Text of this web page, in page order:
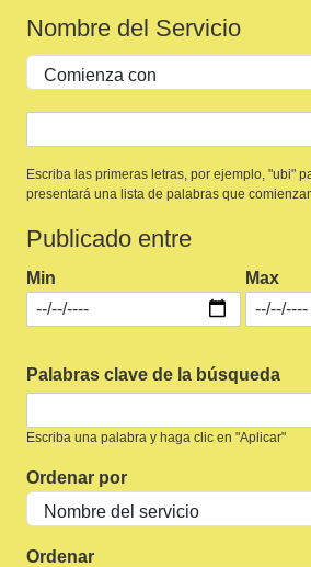
Nombre del Servicio
Operador
Escriba las primeras letras, por ejemplo, "ubi"
presentará una lista de palabras que
Publicado entre
Min Max
Palabras clave de la búsqueda
Escriba una palabra y haga clic en "Aplicar"
Ordenar por
Ordenar